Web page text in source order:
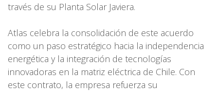
través de su Planta Solar Javiera.
Atlas celebra la consolidación de este acuerdo
como un paso estratégico hacia la independencia
energética y la integración de tecnologías
innovadoras en la matriz eléctrica de Chile. Con
este contrato, la empresa refuerza su